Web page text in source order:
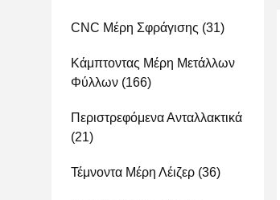
CNC Μέρη Σφράγισης (31)
Κάμπτοντας Μέρη Μετάλλων
Φύλλων (166)
Περιστρεφόμενα Ανταλλακτικά
(21)
Τέμνοντα Μέρη Λέιζερ (36)